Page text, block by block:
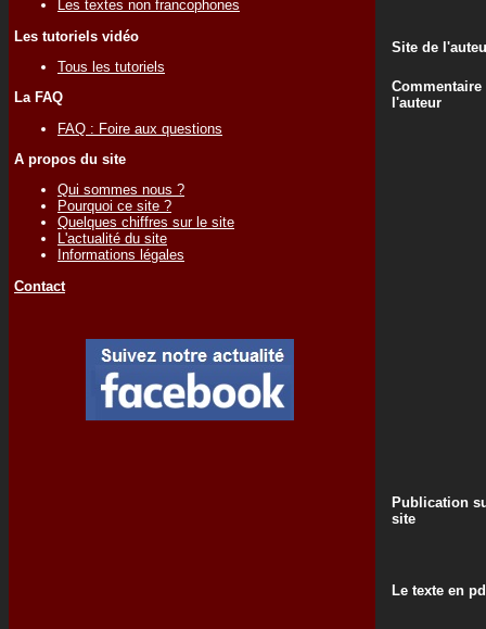
Les textes non francophones
Les tutoriels vidéo
Tous les tutoriels
La FAQ
FAQ : Foire aux questions
A propos du site
Qui sommes nous ?
Pourquoi ce site ?
Quelques chiffres sur le site
L'actualité du site
Informations légales
Contact
Site de
Commentaire
l'auteur
Publication
site
Le texte en